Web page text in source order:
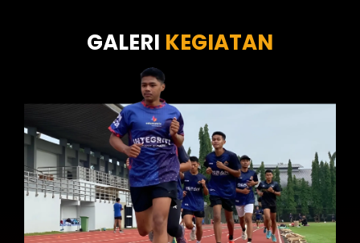
Tes Kepribadian
GALERI KEGIATAN